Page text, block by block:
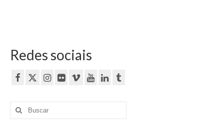
Redes sociais
Buscar
por: